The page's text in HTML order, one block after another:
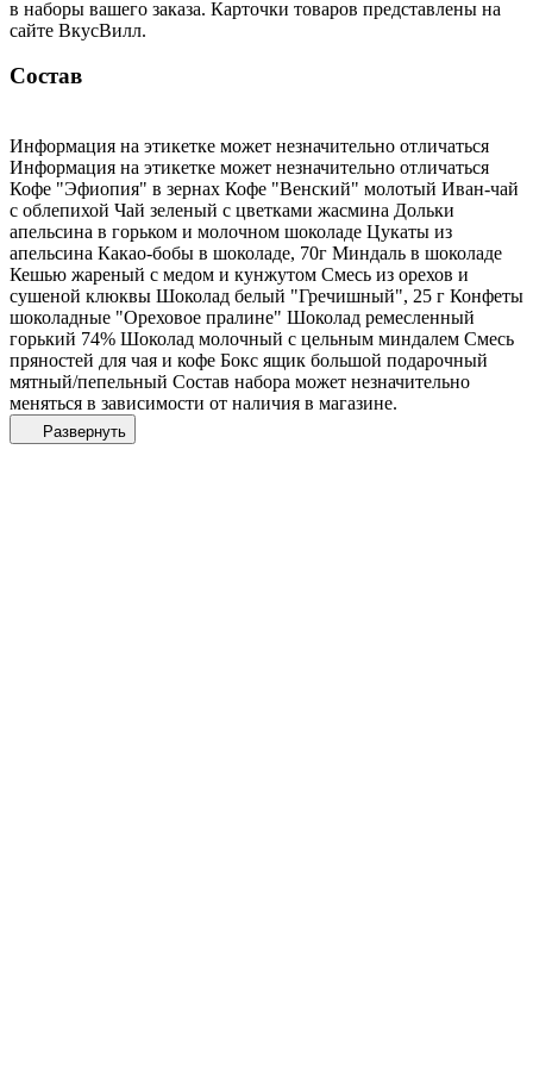
в наборы вашего заказа. Карточки товаров представлены на
сайте ВкусВилл.
Состав
Информация на этикетке может незначительно отличаться
Информация на этикетке может незначительно отличаться
Кофе "Эфиопия" в зернах Кофе "Венский" молотый Иван-чай
с облепихой Чай зеленый с цветками жасмина Дольки
апельсина в горьком и молочном шоколаде Цукаты из
апельсина Какао-бобы в шоколаде, 70г Миндаль в шоколаде
Кешью жареный с медом и кунжутом Смесь из орехов и
сушеной клюквы Шоколад белый "Гречишный", 25 г Конфеты
шоколадные "Ореховое пралине" Шоколад ремесленный
горький 74% Шоколад молочный с цельным миндалем Смесь
пряностей для чая и кофе Бокс ящик большой подарочный
мятный/пепельный Состав набора может незначительно
меняться в зависимости от наличия в магазине.
Развернуть